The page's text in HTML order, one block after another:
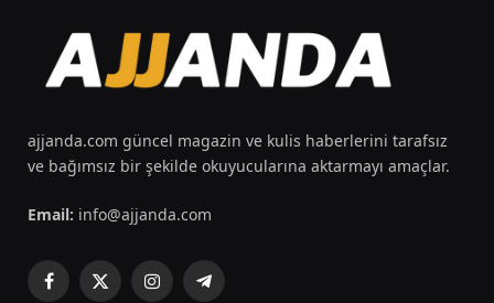
ajjanda.com güncel magazin ve kulis haberlerini tarafsız
ve bağımsız bir şekilde okuyucularına aktarmayı amaçlar.
Email: info@ajjanda.com
Facebook
X
InstagramTelegram